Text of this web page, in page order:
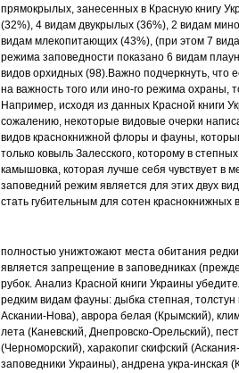
прямокрылых, занесенных в Краснуюкнигу
(32%), 4 видам двукрылых (36%), 2 видам
видам млекопитающих (43%), (при этом 7
режимазаповедности показано 6 видам
видов орхидных (98).Важно подчеркнуть, что
на важность того или ино-го режима охраны,
Например, исходя из данных Краснойкниги
сожалению, некоторые видовые очерки
видов краснокнижной флоры и фауны,
толькоковыль Залесского, которому в
камышовка, которая лучшесебя чувствует в
заповедний режим является для этих двух
статьгубительным для сотен краснокнижных
полностью унижтожают места обитания
являетсязапрещение в заповедниках
рубок. Анализ Краснойкниги Украины
редким видам фауны: дыбка степная,
Аскании-Нова), аврора белая (Крымский),
лета (Каневский, Днепровско-Орельский),
(Черноморский),харакопиг скифский
заповедники Украины), андрена укра-инская